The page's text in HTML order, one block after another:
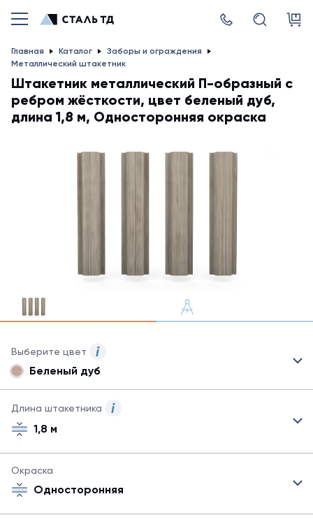
Главная Каталог
Заборы и ограждения
Металлический штакетник
Штакетник металлический П-образный с
ребром жёсткости, цвет беленый дуб,
длина 1,8 м, Односторонняя окраска
Выберите цвет
Для
данного
товара
возможные
Для
Беленый дуб
Длина штакетника
1,8 м
Окраска
Односторонняя